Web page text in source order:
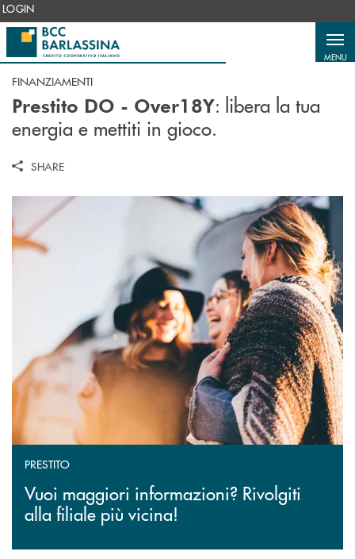
Salta al contenuto principale
LOGIN
MENU
FINANZIAMENTI
Prestito DO - Over18Y: libera la tua
energia e mettiti in gioco.
SHARE
PRESTITO
Vuoi maggiori informazioni? Rivolgiti
alla filiale più vicina!